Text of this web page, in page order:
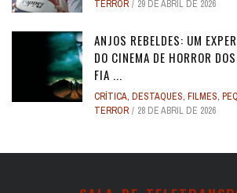
TERROR
29 DE ABRIL DE 2026
ANJOS REBELDES: UM
DO CINEMA DE HORROR
FIA ...
CRÍTICA, DESTAQUES, FILMES,
TERROR
28 DE ABRIL DE 2026